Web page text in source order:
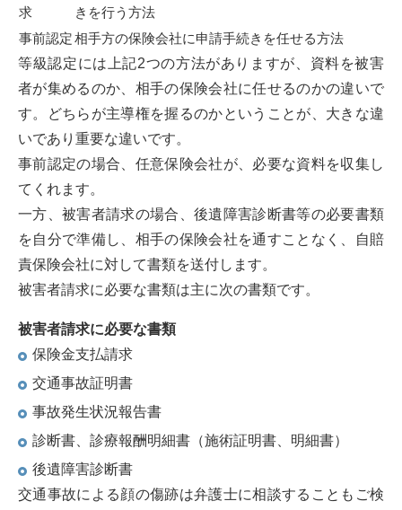
求
きを行う方法
事前認定相手方の保険会社に申請手続きを任せる方法
等級認定には上記2つの方法がありますが、資料を被害
者が集めるのか、相手の保険会社に任せるのかの違いで
す。どちらが主導権を握るのかということが、大きな違
いであり重要な違いです。
事前認定の場合、任意保険会社が、必要な資料を収集し
てくれます。
一方、被害者請求の場合、後遺障害診断書等の必要書類
を自分で準備し、相手の保険会社を通すことなく、自賠
責保険会社に対して書類を送付します。
被害者請求に必要な書類は主に次の書類です。
被害者請求に必要な書類
保険金支払請求
交通事故証明書
事故発生状況報告書
診断書、診療報酬明細書（施術証明書、明細書）
後遺障害診断書
交通事故による顔の傷跡は弁護士に相談することもご検